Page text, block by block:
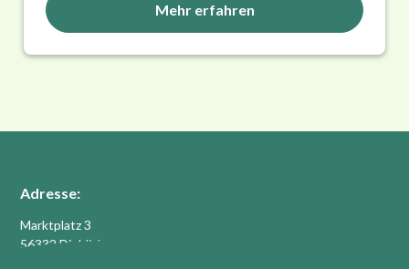
Mehr erfahren
Adresse:
Marktplatz 3
56332 Dieblich